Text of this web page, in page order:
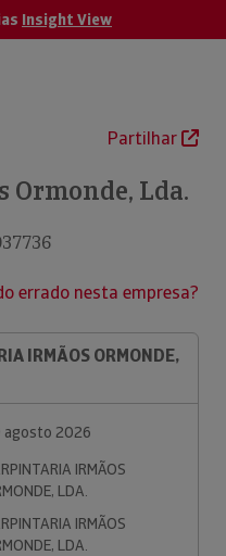
Insight View
Partilhar
Lda.
errado nesta empresa?
IRMÃOS ORMONDE,
agosto 2026
IRMÃOS
LDA.
IRMÃOS
LDA.